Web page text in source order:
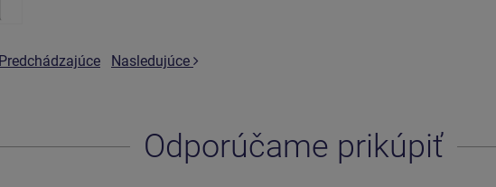
Predchádzajúce Nasledujúce
Odporúčame prikúpiť